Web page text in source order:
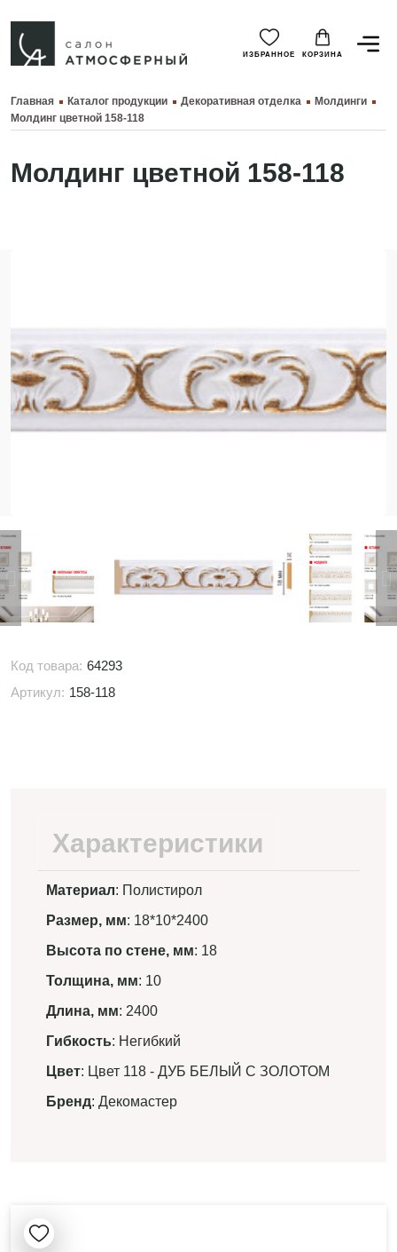
ИЗБРАННОЕ КОРЗИНА
Главная Каталог продукции Декоративная отделка
Молдинги
Молдинг цветной 158-118
Молдинг цветной 158-118
Код товара: 64293
Артикул: 158-118
Характеристики
Материал: Полистирол
Размер, мм: 18*10*2400
Высота по стене, мм: 18
Толщина, мм: 10
Длина, мм: 2400
Гибкость: Негибкий
Цвет: Цвет 118 - ДУБ БЕЛЫЙ С ЗОЛОТОМ
Бренд: Декомастер